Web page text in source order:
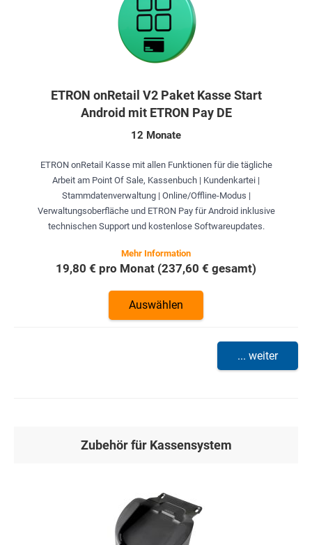
ETRON onRetail V2 Paket Kasse Start
Android mit ETRON Pay DE
12 Monate
ETRON onRetail Kasse mit allen Funktionen für die tägliche
Arbeit am Point Of Sale, Kassenbuch | Kundenkartei |
Stammdatenverwaltung | Online/Offline-Modus |
Verwaltungsoberfläche und ETRON Pay für Android inklusive
technischen Support und kostenlose Softwareupdates.
19,80 € pro Monat (237,60 € gesamt)
Auswählen
... weiter
Zubehör für Kassensystem